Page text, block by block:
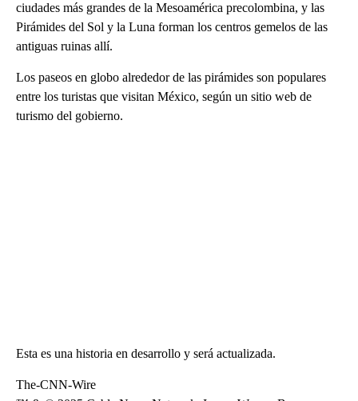
ciudades más grandes de la Mesoamérica precolombina, y las
Pirámides del Sol y la Luna forman los centros gemelos de las
antiguas ruinas allí.
Los paseos en globo alrededor de las pirámides son populares
entre los turistas que visitan México, según un sitio web de
turismo del gobierno.
Esta es una historia en desarrollo y será actualizada.
The-CNN-Wire